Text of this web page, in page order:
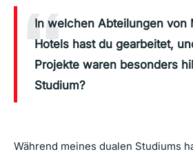
In welchen Abteilungen von
Hotels hast du gearbeitet,
Projekte waren besonders
Studium?
Während meines dualen Studiums